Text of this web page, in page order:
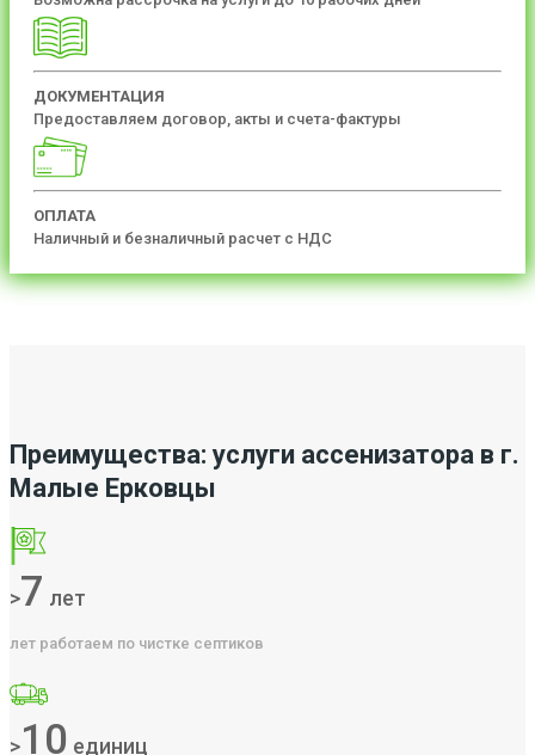
ДОКУМЕНТАЦИЯ
Предоставляем договор, акты и счета-фактуры
ОПЛАТА
Наличный и безналичный расчет с НДС
Преимущества: услуги ассенизатора в г.
Малые Ерковцы
>7 лет
лет работаем по чистке септиков
>10 единиц